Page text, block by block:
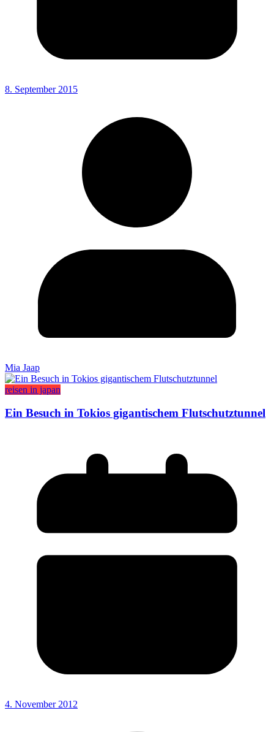
8. September 2015
Mia Jaap
reisen in japan
Ein Besuch in Tokios gigantischem Flutschutztunnel
4. November 2012